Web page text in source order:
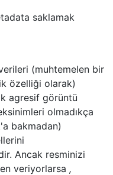
saklamak
(muhtemelen bir
özelliği olarak)
agresif görüntü
olmadıkça
bakmadan)
Ancak resminizi
veriyorlarsa ,